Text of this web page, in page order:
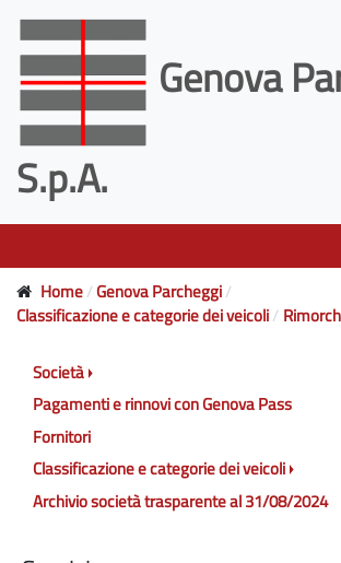
Genova
S.p.A.
Home Genova Parcheggi
Classificazione e categorie dei veicoli
Società
Pagamenti e rinnovi con Genova Pass
Fornitori
Classificazione e categorie dei veicoli
Archivio società trasparente al 31/08/2024